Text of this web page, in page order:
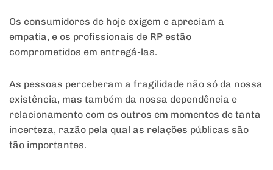
Os consumidores de hoje exigem e apreciam a
empatia, e os profissionais de RP estão
comprometidos em entregá-las.
As pessoas perceberam a fragilidade não só da nossa
existência, mas também da nossa dependência e
relacionamento com os outros em momentos de tanta
incerteza, razão pela qual as relações públicas são
tão importantes.